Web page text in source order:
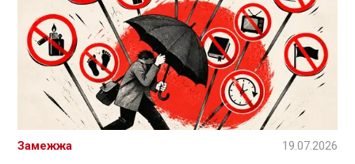
Замежжа 19.07.2026